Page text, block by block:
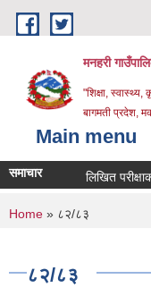
Skip to main content
मनहरी
"शिक्षा, स्वास्थ्य,
बागमती प्रदेश,
Main menu
समाचार लिखित परीक्षाको
You are here
Home » ८२/८३
८२/८३